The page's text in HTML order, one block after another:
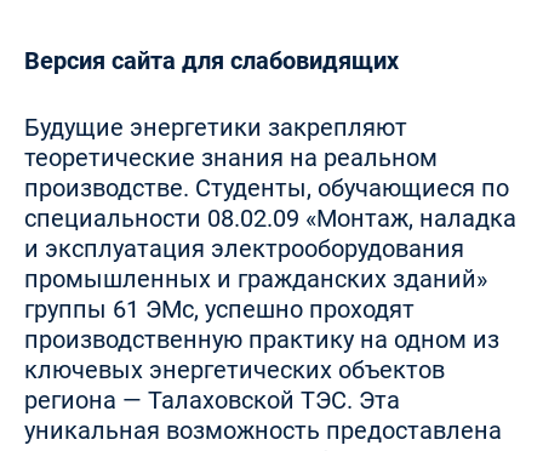
Версия сайта для слабовидящих
Будущие энергетики закрепляют
теоретические знания на реальном
производстве. Студенты, обучающиеся по
специальности 08.02.09 «Монтаж, наладка
и эксплуатация электрооборудования
промышленных и гражданских зданий»
группы 61 ЭМс, успешно проходят
производственную практику на одном из
ключевых энергетических объектов
региона — Талаховской ТЭС. Эта
уникальная возможность предоставлена